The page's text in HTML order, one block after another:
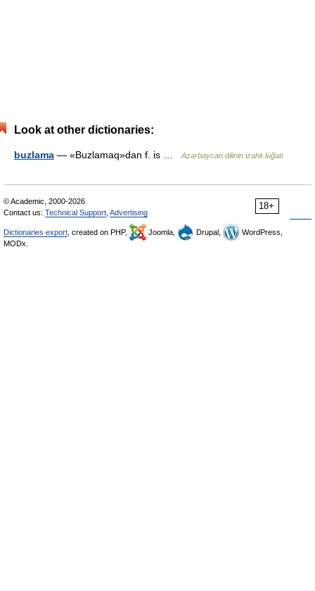
Look at other dictionaries:
buzlama — «Buzlamaq»dan f. is … Azərbaycan dilinin izahlı lüğəti
18+
© Academic, 2000-2026
Contact us: Technical Support Advertising
Dictionaries export , created on PHP, Joomla, Drupal,
WordPress,
MODx.